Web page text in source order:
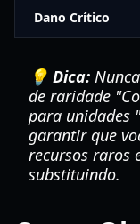
Dano Crítico
💡 Dica:
de raridade
para unidades
garantir que
recursos raros
substituindo.